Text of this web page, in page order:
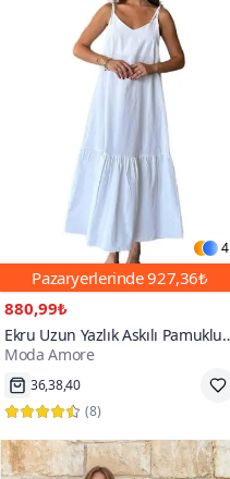
4
Pazaryerlerinde927,36₺
880,99₺
Ekru Uzun Yazlık Askılı Pamuklu
Poplin Kumaş İnce Elbise
Moda Amore
36,38,40
(8)